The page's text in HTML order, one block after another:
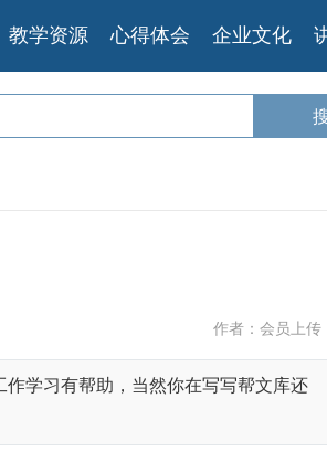
教学资源 心得体会 企业文化
作者：会员上传
学习有帮助，当然你在写写帮文库还